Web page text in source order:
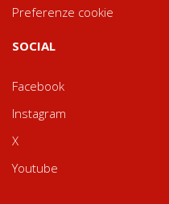
Preferenze cookie
SOCIAL
Facebook
Instagram
X
Youtube